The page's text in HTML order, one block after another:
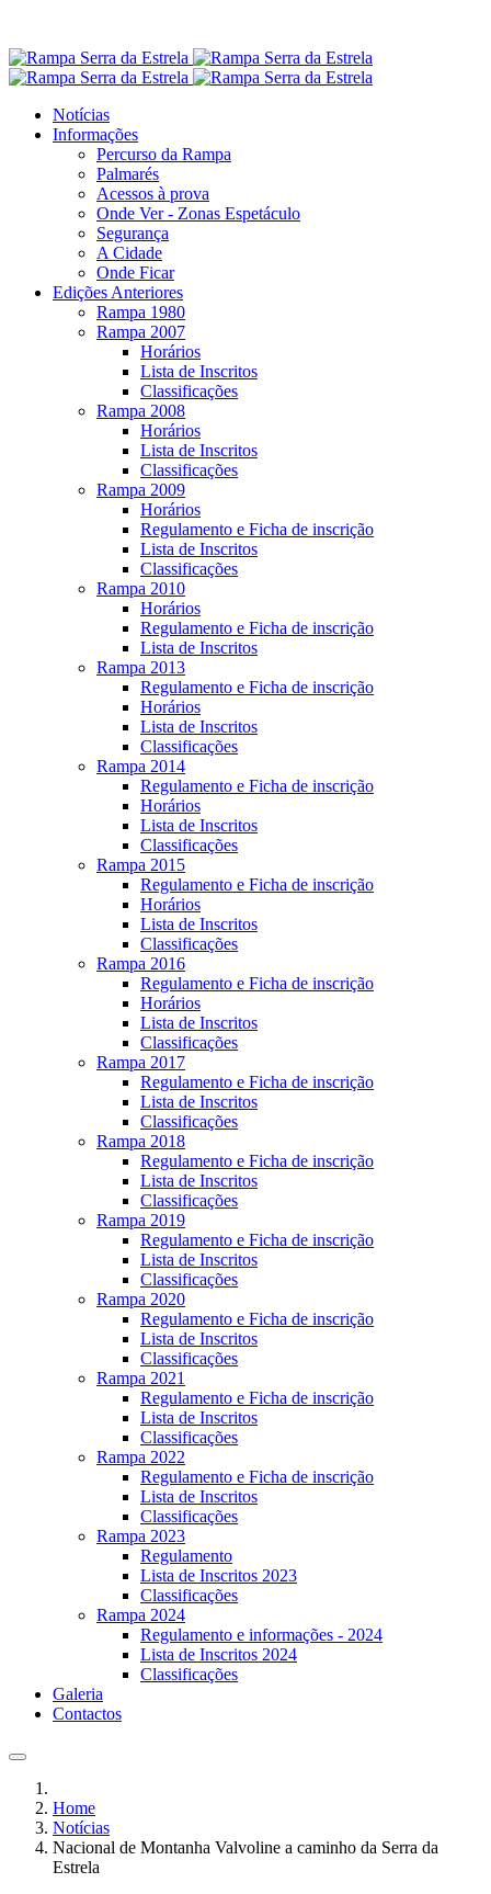
Notícias
Informações
Percurso da Rampa
Palmarés
Acessos à prova
Onde Ver - Zonas Espetáculo
Segurança
A Cidade
Onde Ficar
Edições Anteriores
Rampa 1980
Rampa 2007
Horários
Lista de Inscritos
Classificações
Rampa 2008
Horários
Lista de Inscritos
Classificações
Rampa 2009
Horários
Regulamento e Ficha de inscrição
Lista de Inscritos
Classificações
Rampa 2010
Horários
Regulamento e Ficha de inscrição
Lista de Inscritos
Rampa 2013
Regulamento e Ficha de inscrição
Horários
Lista de Inscritos
Classificações
Rampa 2014
Regulamento e Ficha de inscrição
Horários
Lista de Inscritos
Classificações
Rampa 2015
Regulamento e Ficha de inscrição
Horários
Lista de Inscritos
Classificações
Rampa 2016
Regulamento e Ficha de inscrição
Horários
Lista de Inscritos
Classificações
Rampa 2017
Regulamento e Ficha de inscrição
Lista de Inscritos
Classificações
Rampa 2018
Regulamento e Ficha de inscrição
Lista de Inscritos
Classificações
Rampa 2019
Regulamento e Ficha de inscrição
Lista de Inscritos
Classificações
Rampa 2020
Regulamento e Ficha de inscrição
Lista de Inscritos
Classificações
Rampa 2021
Regulamento e Ficha de inscrição
Lista de Inscritos
Classificações
Rampa 2022
Regulamento e Ficha de inscrição
Lista de Inscritos
Classificações
Rampa 2023
Regulamento
Lista de Inscritos 2023
Classificações
Rampa 2024
Regulamento e informações - 2024
Lista de Inscritos 2024
Classificações
Galeria
Contactos
Home
Notícias
Nacional de Montanha Valvoline a caminho da Serra da
Estrela